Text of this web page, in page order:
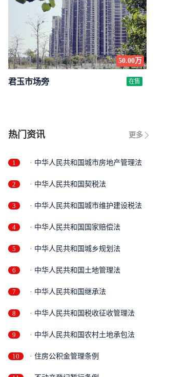
50.00万
君玉市场旁 在售
更多
热门资讯
1 · 中华人民共和国城市房地产管理法
2 · 中华人民共和国契税法
3 · 中华人民共和国城市维护建设税法
4 · 中华人民共和国国家赔偿法
5 · 中华人民共和国城乡规划法
6 · 中华人民共和国土地管理法
7 · 中华人民共和国继承法
8 · 中华人民共和国税收征收管理法
9 · 中华人民共和国农村土地承包法
10 · 住房公积金管理条例